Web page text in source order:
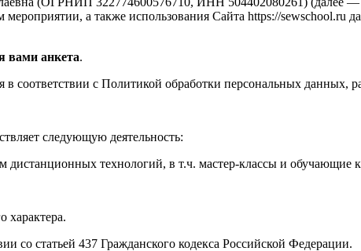
а также использования Сайта https://sewschool.ru
вами анкета.
соответствии с Политикой обработки персональных данных,
следующую деятельность:
дистанционных технологий, в т.ч. мастер-классы и
характера.
со статьей 437 Гражданского кодекса Российской Федерации.